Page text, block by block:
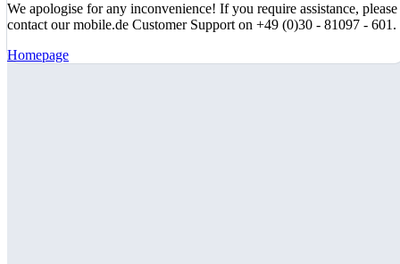
We apologise for any inconvenience! If you require assistance, please
contact our mobile.de Customer Support on +49 (0)30 - 81097 - 601.
Homepage